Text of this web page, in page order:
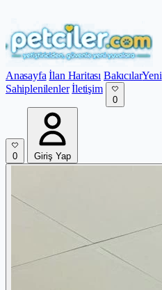
Anasayfa İlan Haritası BakıcılarYeni
Sahiplenilenler İletişim
0
0 Giriş Yap